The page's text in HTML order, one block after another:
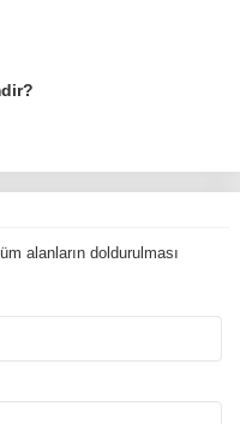
alanların doldurulması